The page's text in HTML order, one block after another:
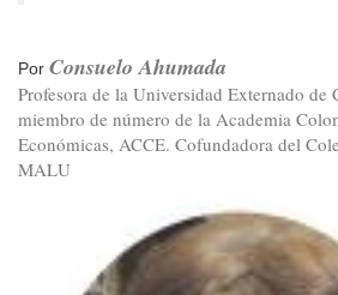
Por Consuelo Ahumada
Profesora de la Universidad Externado de
miembro de número de la Academia
Económicas, ACCE. Cofundadora del
MALU